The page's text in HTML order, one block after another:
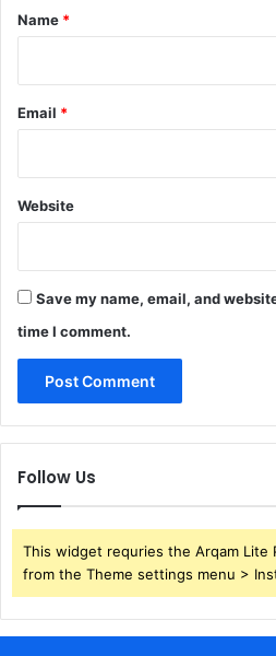
*
Name *
Email *
Website
Save my name, email, and
time I comment.
Follow Us
This widget requries the Arqam Lite
from the Theme settings menu >